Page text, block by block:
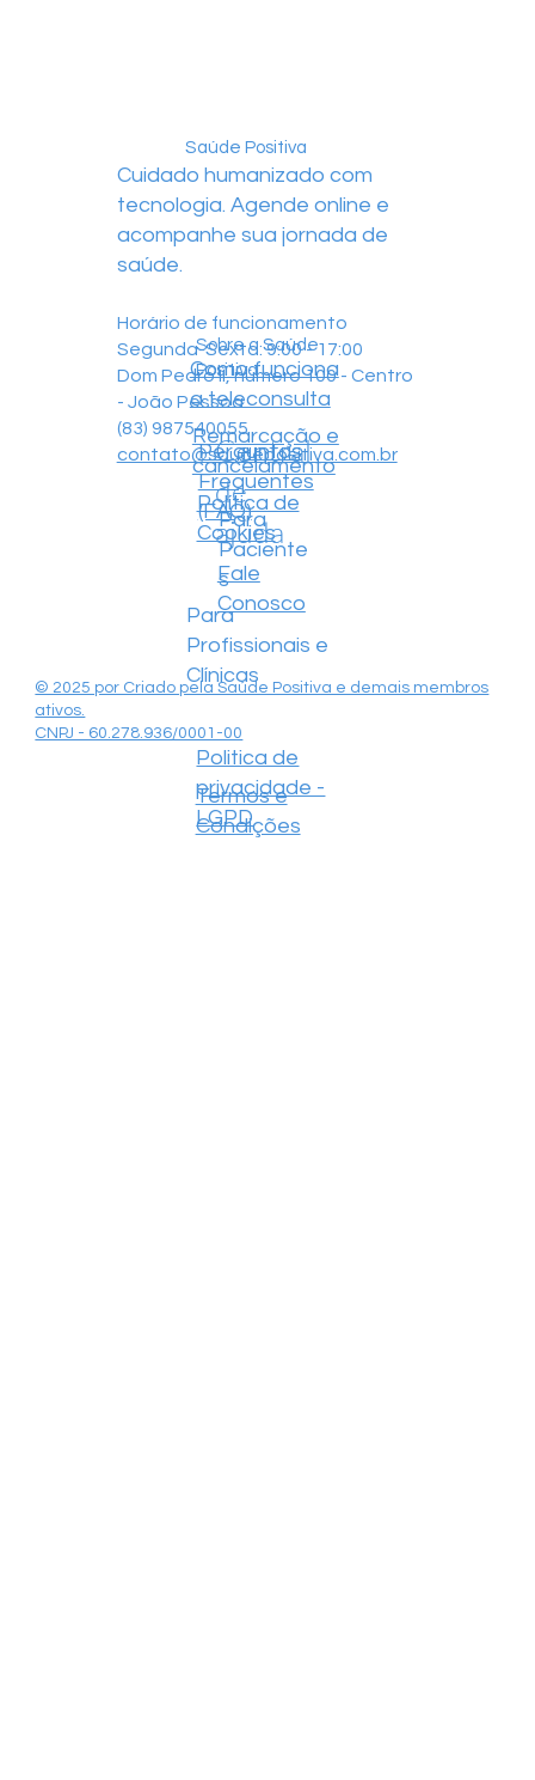
Cuidado humanizado com
tecnologia. Agende online e
acompanhe sua jornada de
saúde.
Horário de funcionamento
Segunda-Sexta: 9:00 - 17:00
Dom Pedro II, número 100 - Centro
- João Pessoa
(83) 987540055
contato@saudepositiva.com.br
© 2025 por Criado pela Saúde Positiva e demais membros
ativos.
CNPJ - 60.278.936/0001-00
Sobre a Saúde
Positiva
Central
de
ajuda
Para
Paciente
s
Para
Profissionais e
Clínicas
Perguntas
Frequentes
(FAQ)
Como funciona
a teleconsulta
Remarcação e
cancelamento
Política de
Cookies
Termos e
Condições
Politica de
privacidade -
LGPD
Fale
Conosco
Saúde Positiva